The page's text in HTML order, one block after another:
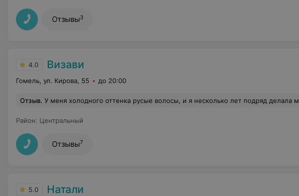
Отзывы3
4.0 Визави
Гомель, ул. Кирова, 55 до 20:00
Отзыв. У меня холодного оттенка русые волосы, и я несколько лет подряд делала мелирование. Со временем, естественно, качество волос захотелось улучшить, перейдя на более щадящее осветление. Купила краску в магазине, и пошла в государственную парикмахерскую (не, ну до этого мне все там нравилось). Все случилось очень плохо, мастер не рассчитала количество краски и плохо нанесла, но не ее вина: она давно работает без выходных на подменах, с моими волосами не знакома, и плохо себя чувствовала. В итоге: у меня на корнях рыжий цвет, левая половина головы почти не прокрашена, мелирование стало желтым. Я не стала ее добивать, тут моя вина, что краску свою принесла и мало, и поехала я за спасением в салон Визави. Мастер Анна, спасибо Вам огромное! Вы не только спасли мои волосы, но и придали им такой богатый ровный оттенок, что я до сих пор глядя в зеркало (прошел месяц) каждый раз мысленно благодарю Вас! У меня очень сложные волосы, еще и такая проблема, а Вы мастерски ее преодолели! Спасибо!!!
Район: Центральный
Отзывы7
5.0 Натали